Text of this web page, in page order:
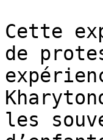
Cette
de
les